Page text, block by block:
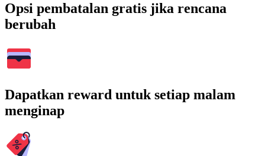
Opsi pembatalan gratis jika rencana
berubah
Dapatkan reward untuk setiap malam
menginap